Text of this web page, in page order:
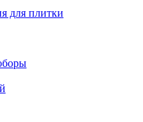
для плитки